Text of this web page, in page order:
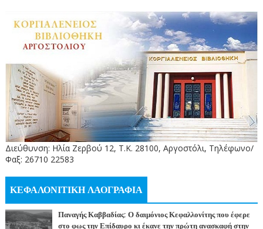
Διεύθυνση: Ηλία Ζερβού 12, Τ.Κ. 28100, Αργοστόλι, Τηλέφωνο/
Φαξ: 26710 22583
ΚΕΦΑΛΟΝΙΤΙΚΗ ΛΑΟΓΡΑΦΙΑ
Παναγής Καββαδίας: Ο δαιμόνιος Κεφαλλονίτης που έφερε
στο φως την Επίδαυρο κι έκανε την πρώτη ανασκαφή στην